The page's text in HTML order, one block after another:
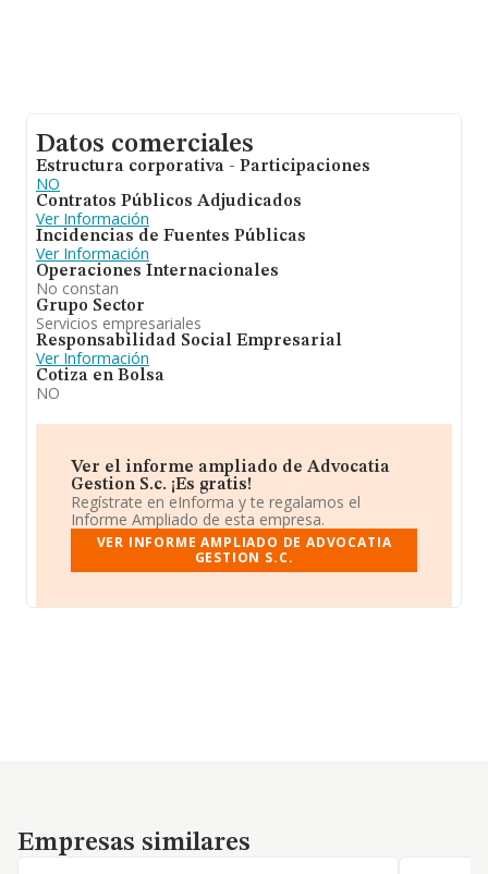
Datos comerciales
Estructura corporativa - Participaciones
NO
Contratos Públicos Adjudicados
Ver Información
Incidencias de Fuentes Públicas
Ver Información
Operaciones Internacionales
No constan
Grupo Sector
Servicios empresariales
Responsabilidad Social Empresarial
Ver Información
Cotiza en Bolsa
NO
Ver el informe ampliado de Advocatia
Gestion S.c. ¡Es gratis!
Regístrate en eInforma y te regalamos el
Informe Ampliado de esta empresa.
VER INFORME AMPLIADO DE ADVOCATIA
GESTION S.C.
Empresas similares
Empresas similares